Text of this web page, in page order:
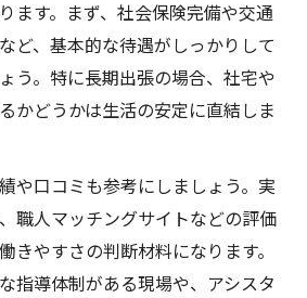
ます。まず、社会保険完備や交通
ど、基本的な待遇がしっかりして
う。特に長期出張の場合、社宅や
かどうかは生活の安定に直結しま
や口コミも参考にしましょう。実
職人マッチングサイトなどの評価
きやすさの判断材料になります。
指導体制がある現場や、アシスタ